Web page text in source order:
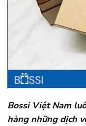
Bossi Việt Nam
hàng những dịch